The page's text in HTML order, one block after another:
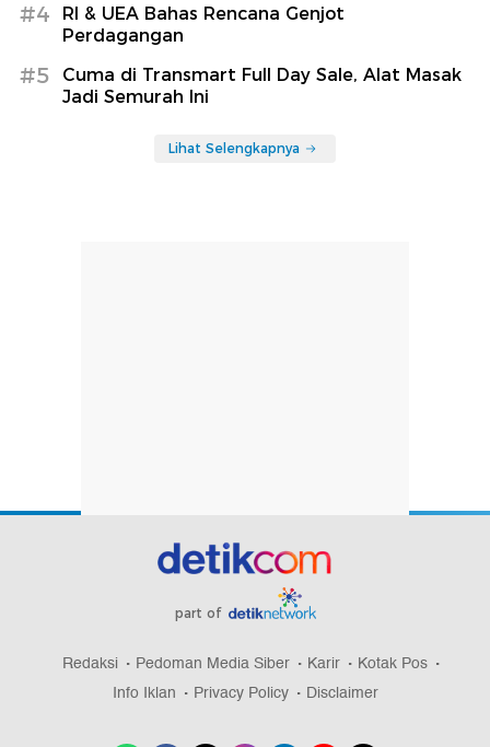
#4
RI & UEA Bahas Rencana Genjot
Perdagangan
#5
Cuma di Transmart Full Day Sale, Alat Masak
Jadi Semurah Ini
Lihat Selengkapnya
part of
Redaksi Pedoman Media Siber Karir
Kotak Pos
Info Iklan
Privacy Policy Disclaimer